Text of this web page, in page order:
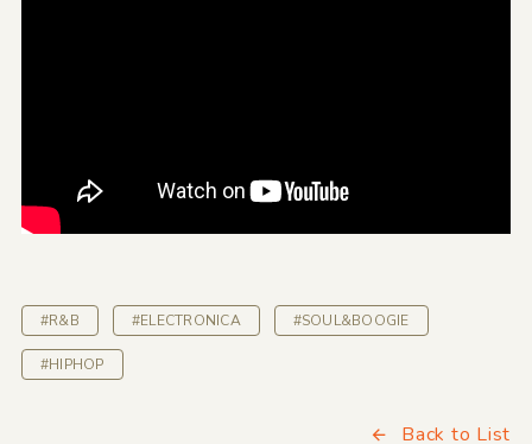
#R&B #ELECTRONICA #SOUL&BOOGIE
#HIPHOP
Back to List